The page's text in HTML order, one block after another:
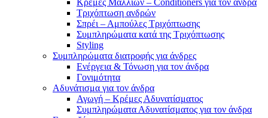
Κρέμες Μαλλιών – Conditioners για τον άνδρα
Τριχόπτωση ανδρών
Σπρέι – Αμπούλες Τριχόπτωσης
Συμπληρώματα κατά της Τριχόπτωσης
Styling
Συμπληρώματα διατροφής για άνδρες
Ενέργεια & Τόνωση για τον άνδρα
Γονιμότητα
Αδυνάτισμα για τον άνδρα
Αγωγή – Κρέμες Αδυνατίσματος
Συμπληρώματα Αδυνατίσματος για τον άνδρα